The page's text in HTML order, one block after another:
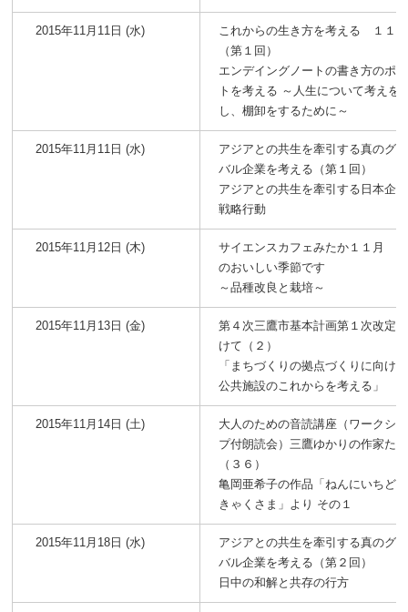
2015年11月11日 (水)
これからの生き方を考える １１月
（第１回）
エンデイングノートの書き方のポ
トを考える ～人生について考えを
し、棚卸をするために～
2015年11月11日 (水)
アジアとの共生を牽引する真のグ
バル企業を考える（第１回）
アジアとの共生を牽引する日本企
戦略行動
2015年11月12日 (木)
サイエンスカフェみたか１１月
のおいしい季節です
～品種改良と栽培～
2015年11月13日 (金)
第４次三鷹市基本計画第１次改定
けて（２）
「まちづくりの拠点づくりに向け
公共施設のこれからを考える」
2015年11月14日 (土)
大人のための音読講座（ワークシ
プ付朗読会）三鷹ゆかりの作家たち
（３６）
亀岡亜希子の作品「ねんにいちど
きゃくさま」より その１
2015年11月18日 (水)
アジアとの共生を牽引する真のグ
バル企業を考える（第２回）
日中の和解と共存の行方